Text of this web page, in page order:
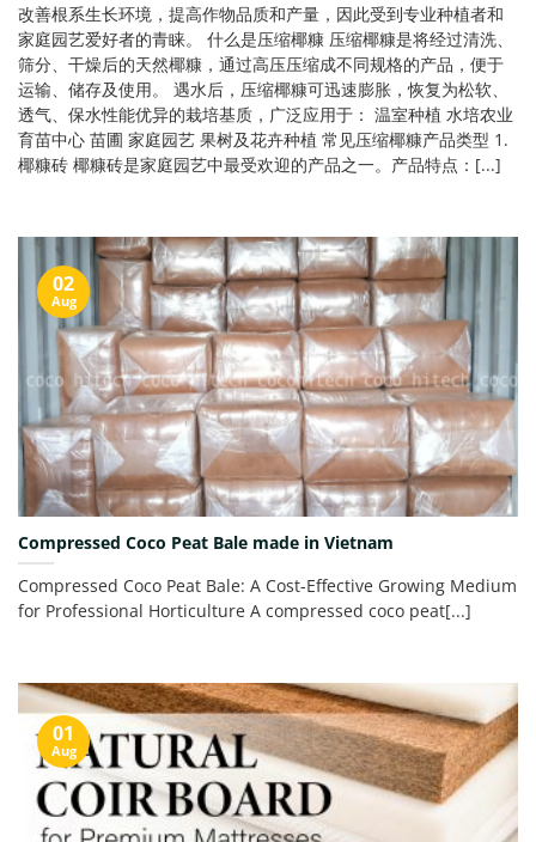
改善根系生长环境，提高作物品质和产量，因此受到专业种植者和
家庭园艺爱好者的青睐。 什么是压缩椰糠 压缩椰糠是将经过清洗、
筛分、干燥后的天然椰糠，通过高压压缩成不同规格的产品，便于
运输、储存及使用。 遇水后，压缩椰糠可迅速膨胀，恢复为松软、
透气、保水性能优异的栽培基质，广泛应用于： 温室种植 水培农业
育苗中心 苗圃 家庭园艺 果树及花卉种植 常见压缩椰糠产品类型 1.
椰糠砖 椰糠砖是家庭园艺中最受欢迎的产品之一。产品特点：[...]
Compressed Coco Peat Bale made in Vietnam
Compressed Coco Peat Bale: A Cost-Effective Growing Medium
for Professional Horticulture A compressed coco peat[...]
02
Aug
01
Aug